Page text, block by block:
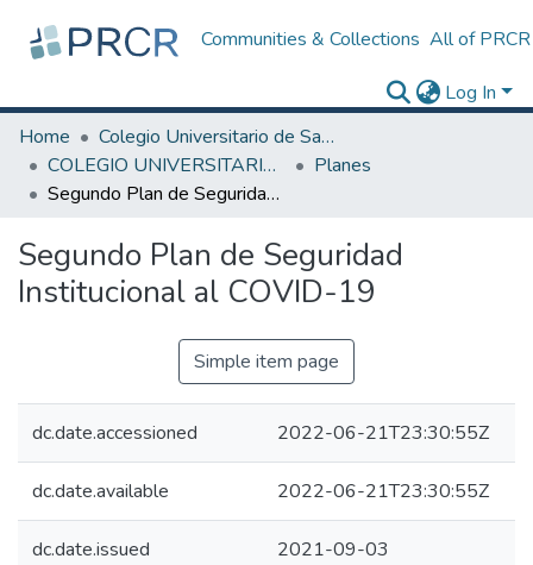
Communities & Collections All of PRCR
Log In
Home
Colegio Universitario de San Juan
COLEGIO UNIVERSITARIO DE SAN JUAN
Planes
Segundo Plan de Seguridad Institucional al COVID-19
Segundo Plan de Seguridad
Institucional al COVID-19
Simple item page
dc.date.accessioned 2022-06-21T23:30:55Z
dc.date.available 2022-06-21T23:30:55Z
dc.date.issued 2021-09-03